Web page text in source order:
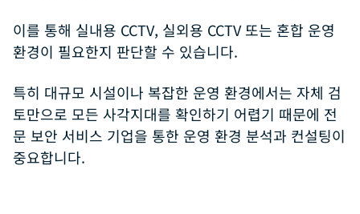
이를 통해 실내용 CCTV, 실외용 CCTV 또는 혼합 운영
환경이 필요한지 판단할 수 있습니다.
특히 대규모 시설이나 복잡한 운영 환경에서는 자체 검
토만으로 모든 사각지대를 확인하기 어렵기 때문에 전
문 보안 서비스 기업을 통한 운영 환경 분석과 컨설팅이
중요합니다.